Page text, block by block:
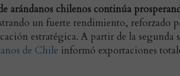
arándanos chilenos continúa
un fuerte rendimiento, reforzado
estratégica. A partir de la segunda
de Chile informó exportaciones